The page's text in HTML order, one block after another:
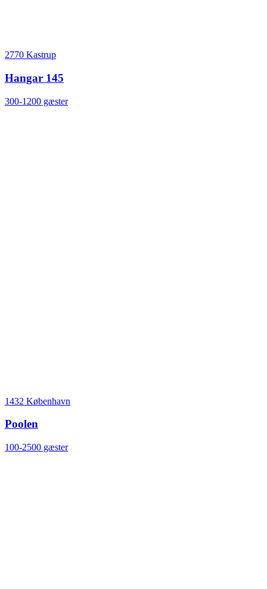
2770 Kastrup
Hangar 145
300-1200 gæster
1432 København
Poolen
100-2500 gæster